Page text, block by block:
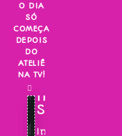
Skip
content
O DIA
SÓ
COMEÇA
DEPOIS
DO
ATELIÊ
NA TV!
INSCREVA-
SE!
Inscreva-